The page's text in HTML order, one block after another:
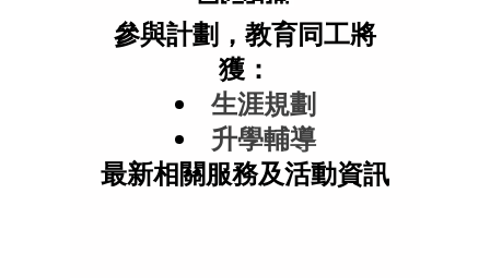
​參與計劃，教育同工將
獲：
生涯規劃
升學輔導
​最新相關服務及活動資訊